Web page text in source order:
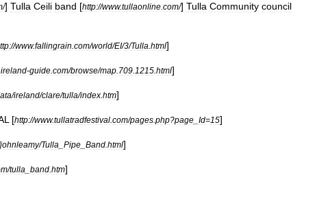
/] Tulla Ceili band [http://www.tullaonline com/] Tulla Community council
//www.fallingrain com/world/EI/3/Tulla html]
ireland-guide com/browse/map 709 1215 html]
/ireland/clare/tulla/index htm]
[http://www.tullatradfestival com/pages php?page Id=15]
johnleamy/Tulla Pipe Band html]
/tulla band htm]